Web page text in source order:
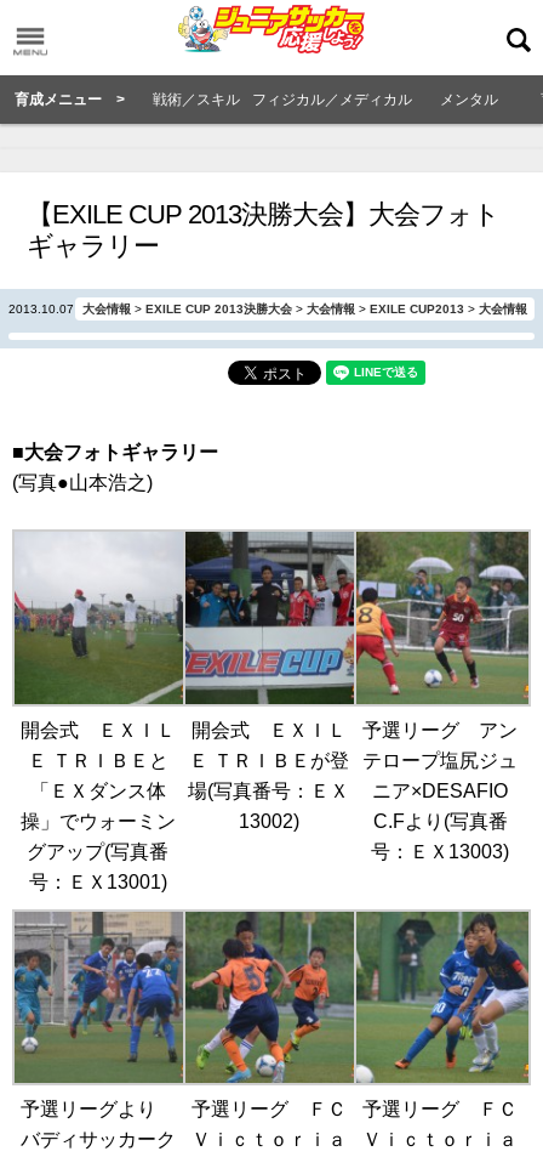
育成メニュー > 戦術／スキル フィジカル／メディカル メンタル
【EXILE CUP 2013決勝大会】大会フォト
ギャラリー
2013.10.07 大会情報 > EXILE CUP 2013決勝大会 > 大会情報 > EXILE CUP2013 > 大会情報
■大会フォトギャラリー
(写真●山本浩之)
開会式 ＥＸＩＬ
Ｅ ＴＲＩＢＥと
「ＥＸダンス体
操」でウォーミン
グアップ(写真番
号：ＥＸ13001)
開会式 ＥＸＩＬ
Ｅ ＴＲＩＢＥが登
場(写真番号：ＥＸ
13002)
予選リーグ アン
テロープ塩尻ジュ
ニア×DESAFIO
C.Fより(写真番
号：ＥＸ13003)
予選リーグより
バディサッカーク
予選リーグ ＦＣ
Ｖｉｃｔｏｒｉａ
予選リーグ ＦＣ
Ｖｉｃｔｏｒｉａ